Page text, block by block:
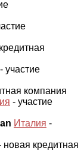
- участие
компания
- участие
Италия -
новая кредитная